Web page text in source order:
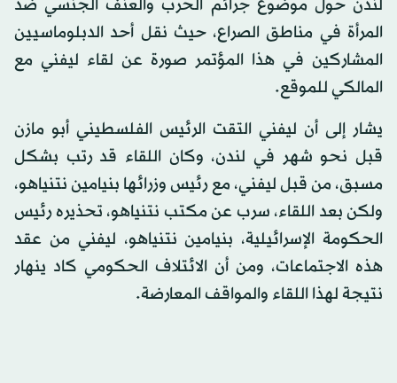
لندن حول موضوع جرائم الحرب والعنف الجنسي ضد
المرأة في مناطق الصراع، حيث نقل أحد الدبلوماسيين
المشاركين في هذا المؤتمر صورة عن لقاء ليفني مع
المالكي للموقع.
يشار إلى أن ليفني التقت الرئيس الفلسطيني أبو مازن
قبل نحو شهر في لندن، وكان اللقاء قد رتب بشكل
مسبق، من قبل ليفني، مع رئيس وزرائها بنيامين نتنياهو،
ولكن بعد اللقاء، سرب عن مكتب نتنياهو، تحذيره رئيس
الحكومة الإسرائيلية، بنيامين نتنياهو، ليفني من عقد
هذه الاجتماعات، ومن أن الائتلاف الحكومي كاد ينهار
نتيجة لهذا اللقاء والمواقف المعارضة.